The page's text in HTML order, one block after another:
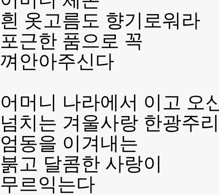
흰 옷고름도 향기로워라
포근한 품으로 꼭
껴안아주신다
어머니 나라에서 이고 오
넘치는 겨울사랑 한광주리
엄동을 이겨내는
붉고 달콤한 사랑이
무르익는다